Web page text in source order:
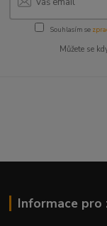
Souhlasím se
Můžete se
Informace pro